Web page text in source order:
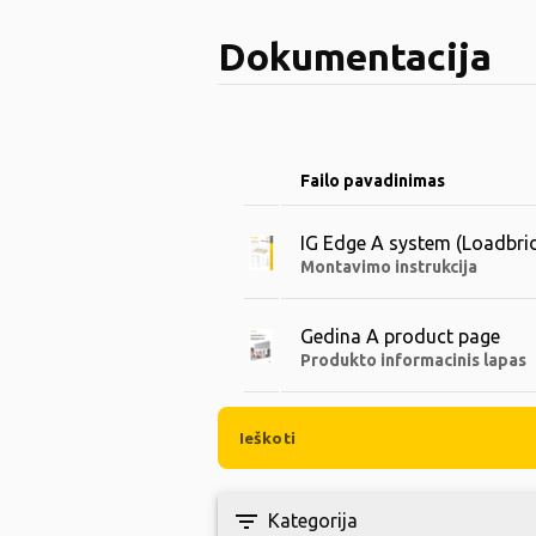
Dokumentacija
Failo pavadinimas
IG Edge A system
Montavimo instrukcija
Gedina A product page
Produkto informacinis lapas
filter_list Kategorija